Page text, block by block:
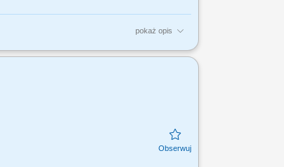
pokaż opis
obsługa Klientów T-Mobile;